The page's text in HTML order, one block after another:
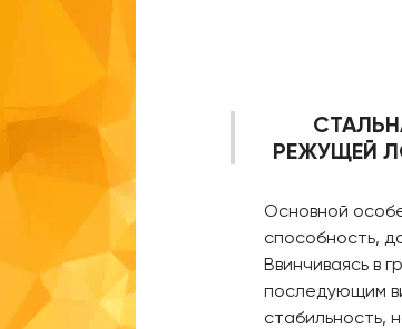
РЕЖУЩЕЙ
Основной
способность,
Ввинчиваясь в
последующим
стабильность,